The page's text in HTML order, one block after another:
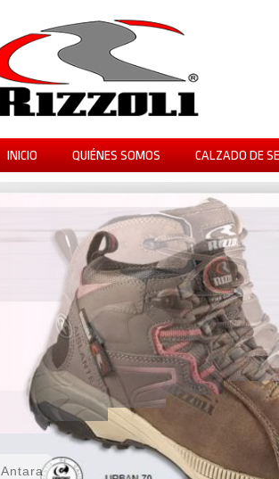
INICIO QUIÉNES SOMOS CALZADO DE
Antara